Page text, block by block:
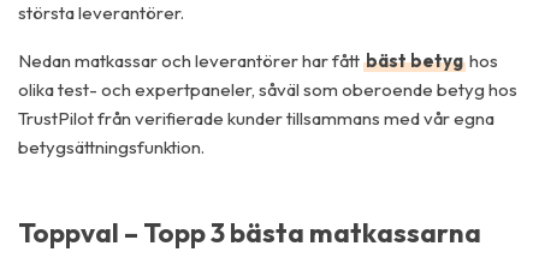
största leverantörer.
Nedan matkassar och leverantörer har fått bäst betyg hos
olika test- och expertpaneler, såväl som oberoende betyg hos
TrustPilot från verifierade kunder tillsammans med vår egna
betygsättningsfunktion.
Toppval – Topp 3 bästa matkassarna